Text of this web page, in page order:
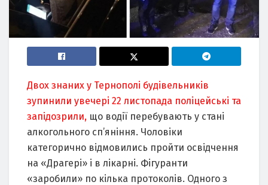
Двох знаних у Тернополі будівельників
зупинили увечері 22 листопада поліцейські та
запідозрили, що водії перебувають у стані
алкогольного сп’яніння. Чоловіки
категорично відмовились пройти освідчення
на «Драгері» і в лікарні. Фігуранти
«заробили» по кілька протоколів. Одного з